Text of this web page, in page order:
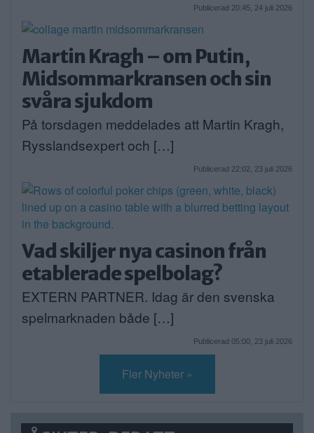
Publicerad 20:45, 24 juli 2026
Martin Kragh – om Putin,
Midsommarkransen och sin
svåra sjukdom
På torsdagen meddelades att Martin Kragh,
Rysslandsexpert och […]
Publicerad 22:02, 23 juli 2026
Vad skiljer nya casinon från
etablerade spelbolag?
EXTERN PARTNER. Idag är den svenska
spelmarknaden både […]
Publicerad 05:00, 23 juli 2026
Fler Nyheter »